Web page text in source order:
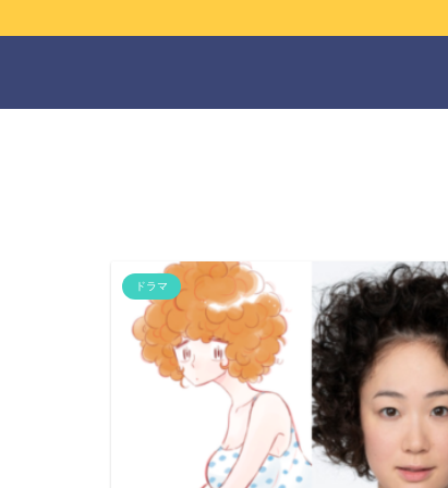
ドラマ